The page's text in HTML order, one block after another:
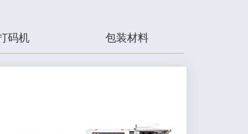
码机 包装材料